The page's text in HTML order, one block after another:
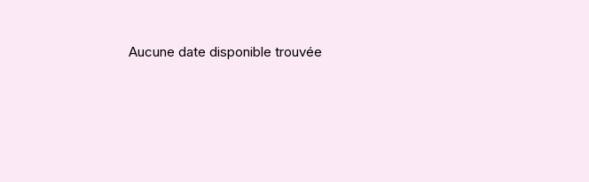
Aucune date disponible trouvée